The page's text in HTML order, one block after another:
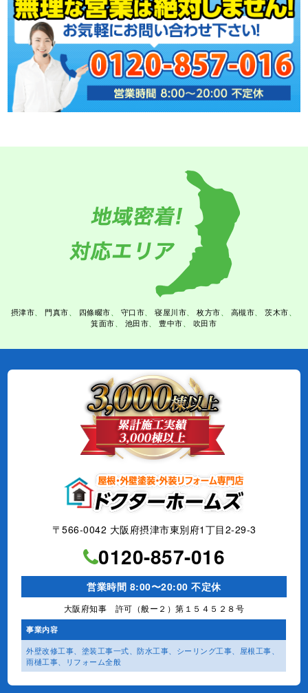
摂津市 門真市 四條畷市 守口市 寝屋川市 枚方市 高槻市
茨木市
箕面市
池田市 豊中市 吹田市
〒566-0042 大阪府摂津市東別府1丁目2-29-3
0120-857-016
営業時間 8:00〜20:00 不定休
大阪府知事 許可（般ー２）第１５４５２８号
事業内容
外壁改修工事、塗装工事⼀式、防水工事、シーリング工事、 屋根工事、
雨樋工事、
リフォーム全般